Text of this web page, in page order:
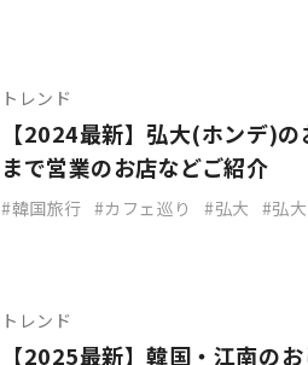
トレンド
【2024最新】弘大(ホンデ)
まで営業のお店などご紹介
韓国旅行 カフェ巡り 弘大 弘
トレンド
【2025最新】韓国・江南の